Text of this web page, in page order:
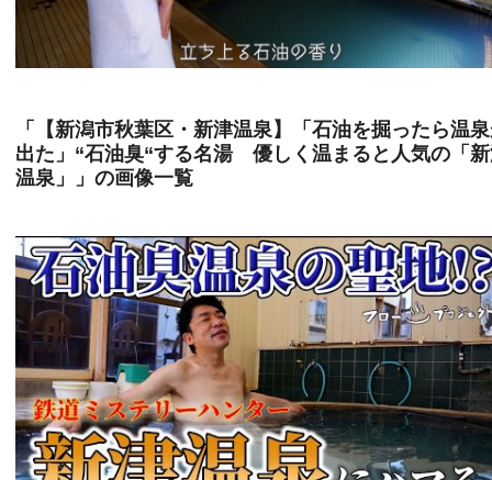
「【新潟市秋葉区・新津温泉】「石油を掘ったら温
出た」“石油臭“する名湯 優しく温まると人気の「
温泉」」の画像一覧